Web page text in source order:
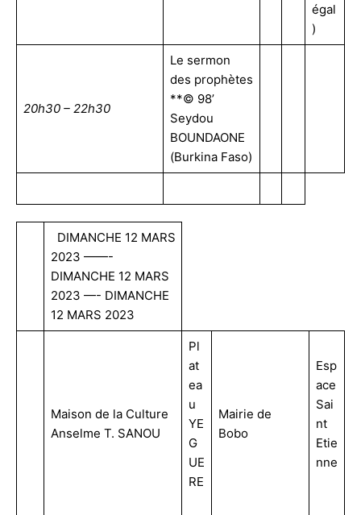
égal
)
20h30 – 22h30
Le sermon
des prophètes
**© 98’
Seydou
BOUNDAONE
(Burkina Faso)
DIMANCHE 12 MARS
2023 ——-
DIMANCHE 12 MARS
2023 —- DIMANCHE
12 MARS 2023
Maison de la Culture
Anselme T. SANOU
Pl
at
ea
u
YE
G
UE
RE
Mairie de
Bobo
Esp
ace
Sai
nt
Etie
nne